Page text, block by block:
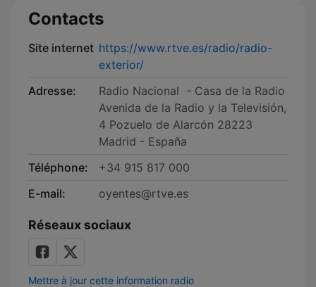
Contacts
Site internet https://www.rtve.es/radio/radio-
exterior/
Adresse:
Radio Nacional - Casa de la Radio
Avenida de la Radio y la Televisión,
4 Pozuelo de Alarcón 28223
Madrid - España
Téléphone:
+34 915 817 000
E-mail:
oyentes@rtve.es
Réseaux sociaux
Mettre à jour cette information radio